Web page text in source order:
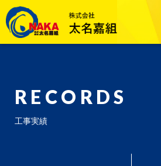
RECORDS
工事実績